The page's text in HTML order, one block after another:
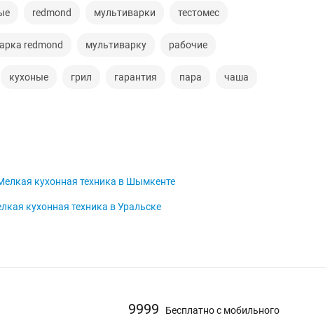
redmond мультиварки тестомес
redmond мультиварку рабочие
кухоные грил гарантия пара чаша
кухонная техника в Шымкенте
кухонная техника в Уральске
9999 Бесплатно с мобильного